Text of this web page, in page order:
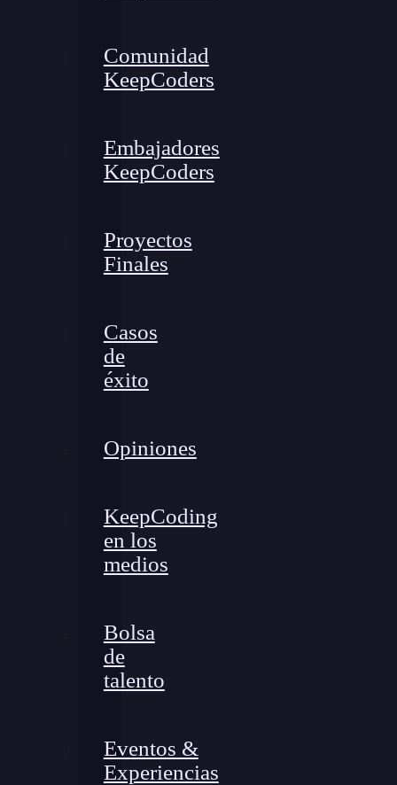
Comunidad
KeepCoders
Embajadores
KeepCoders
Proyectos
Finales
Casos
de
éxito
Opiniones
KeepCoding
en los
medios
Bolsa
de
talento
Eventos &
Experiencias